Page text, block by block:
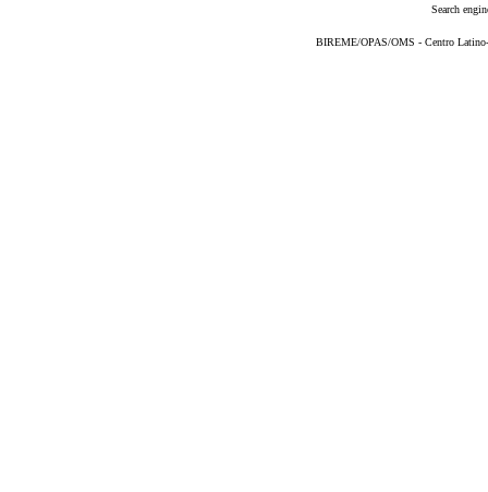
Search
BIREME/OPAS/OMS - Centro Latino-